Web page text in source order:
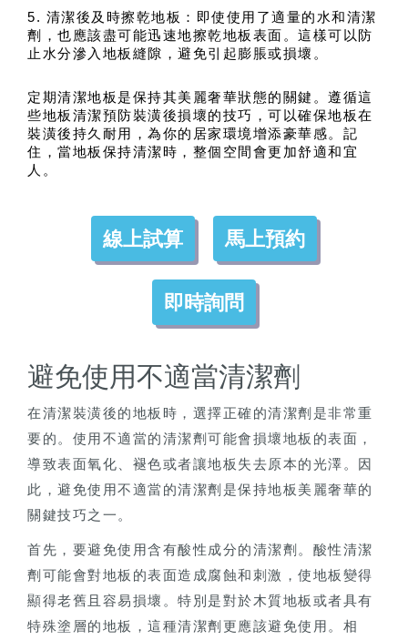
5. 清潔後及時擦乾地板：即使使用了適量的水和清潔
劑，也應該盡可能迅速地擦乾地板表面。這樣可以防
止水分滲入地板縫隙，避免引起膨脹或損壞。
定期清潔地板是保持其美麗奢華狀態的關鍵。遵循這
些地板清潔預防裝潢後損壞的技巧，可以確保地板在
裝潢後持久耐用，為你的居家環境增添豪華感。記
住，當地板保持清潔時，整個空間會更加舒適和宜
人。
線上試算 馬上預約
即時詢問
避免使用不適當清潔劑
在清潔裝潢後的地板時，選擇正確的清潔劑是非常重
要的。使用不適當的清潔劑可能會損壞地板的表面，
導致表面氧化、褪色或者讓地板失去原本的光澤。因
此，避免使用不適當的清潔劑是保持地板美麗奢華的
關鍵技巧之一。
首先，要避免使用含有酸性成分的清潔劑。酸性清潔
劑可能會對地板的表面造成腐蝕和刺激，使地板變得
顯得老舊且容易損壞。特別是對於木質地板或者具有
特殊塗層的地板，這種清潔劑更應該避免使用。相